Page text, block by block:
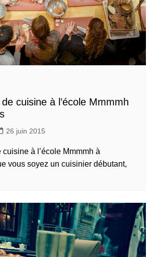
cuisine à l’école Mmmmh
26 juin 2015
cuisine à l’école Mmmmh à
vous soyez un cuisinier débutant,